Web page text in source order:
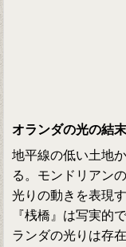
オランダの光の結
地平線の低い土地
る。モンドリアン
光りの動きを表現
『桟橋』は写実的
ランダの光りは存